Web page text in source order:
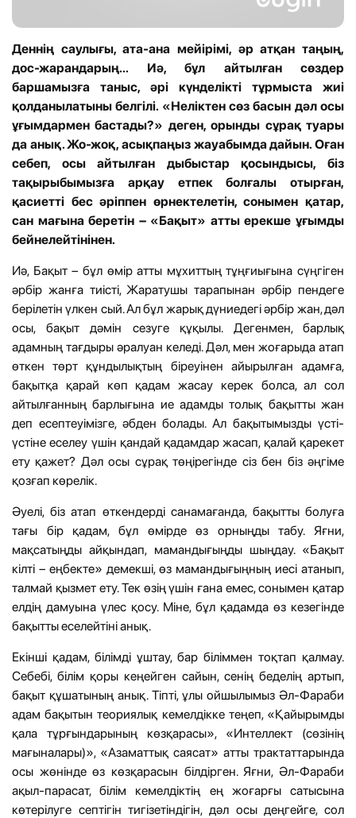
Деннің саулығы, ата-ана мейірімі, әр атқан таңың,
дос-жарандарың... Иә, бұл айтылған сөздер
баршамызға таныс, әрі күнделікті тұрмыста жиі
қолданылатыны белгілі. «Неліктен сөз басын дәл осы
ұғымдармен бастады?» деген, орынды сұрақ туары
да анық. Жо-жоқ, асықпаңыз жауабымда дайын. Оған
себеп, осы айтылған дыбыстар қосындысы, біз
тақырыбымызға арқау етпек болғалы отырған,
қасиетті бес әріппен өрнектелетін, сонымен қатар,
сан мағына беретін – «Бақыт» атты ерекше ұғымды
бейнелейтінінен.
Иә, Бақыт – бұл өмір атты мұхиттың тұңғиығына сүңгіген
әрбір жанға тиісті, Жаратушы тарапынан әрбір пендеге
берілетін үлкен сый. Ал бұл жарық дүниедегі әрбір жан, дәл
осы, бақыт дәмін сезуге құқылы. Дегенмен, барлық
адамның тағдыры әралуан келеді. Дәл, мен жоғарыда атап
өткен төрт құндылықтың біреуінен айырылған адамға,
бақытқа қарай көп қадам жасау керек болса, ал сол
айтылғанның барлығына ие адамды толық бақытты жан
деп есептеуімізге, әбден болады. Ал бақытымызды үсті-
үстіне еселеу үшін қандай қадамдар жасап, қалай қарекет
ету қажет? Дәл осы сұрақ төңірегінде сіз бен біз әңгіме
қозғап көрелік.
Әуелі, біз атап өткендерді санамағанда, бақытты болуға
тағы бір қадам, бұл өмірде өз орныңды табу. Яғни,
мақсатыңды айқындап, мамандығыңды шыңдау. «Бақыт
кілті – еңбекте» демекші, өз мамандығыңның иесі атанып,
талмай қызмет ету. Тек өзің үшін ғана емес, сонымен қатар
елдің дамуына үлес қосу. Міне, бұл қадамда өз кезегінде
бақытты еселейтіні анық.
Екінші қадам, білімді ұштау, бар біліммен тоқтап қалмау.
Себебі, білім қоры кеңейген сайын, сенің беделің артып,
бақыт құшатының анық. Тіпті, ұлы ойшылымыз Әл-Фараби
адам бақытын теориялық кемелдікке теңеп, «Қайырымды
қала тұрғындарының көзқарасы», «Интеллект (сөзінің
мағыналары)», «Азаматтық саясат» атты трактаттарында
осы жөнінде өз көзқарасын білдірген. Яғни, Әл-Фараби
ақыл-парасат, білім кемелдіктің ең жоғарғы сатысына
көтерілуге септігін тигізетіндігін, дәл осы деңгейге, сол